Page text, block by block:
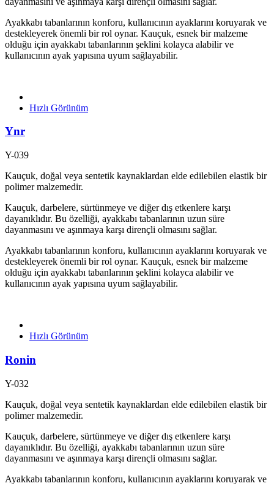
Ayakkabı tabanlarının konforu, kullanıcının ayaklarını koruyarak ve
destekleyerek önemli bir rol oynar. Kauçuk, esnek bir malzeme
olduğu için ayakkabı tabanlarının şeklini kolayca alabilir ve
kullanıcının ayak yapısına uyum sağlayabilir.
Hızlı Görünüm
Ynr
Y-039
Kauçuk, doğal veya sentetik kaynaklardan elde edilebilen elastik bir
polimer malzemedir.
Kauçuk, darbelere, sürtünmeye ve diğer dış etkenlere karşı
dayanıklıdır. Bu özelliği, ayakkabı tabanlarının uzun süre
dayanmasını ve aşınmaya karşı dirençli olmasını sağlar.
Ayakkabı tabanlarının konforu, kullanıcının ayaklarını koruyarak ve
destekleyerek önemli bir rol oynar. Kauçuk, esnek bir malzeme
olduğu için ayakkabı tabanlarının şeklini kolayca alabilir ve
kullanıcının ayak yapısına uyum sağlayabilir.
Hızlı Görünüm
Ronin
Y-032
Kauçuk, doğal veya sentetik kaynaklardan elde edilebilen elastik bir
polimer malzemedir.
Kauçuk, darbelere, sürtünmeye ve diğer dış etkenlere karşı
dayanıklıdır. Bu özelliği, ayakkabı tabanlarının uzun süre
dayanmasını ve aşınmaya karşı dirençli olmasını sağlar.
Ayakkabı tabanlarının konforu, kullanıcının ayaklarını koruyarak ve